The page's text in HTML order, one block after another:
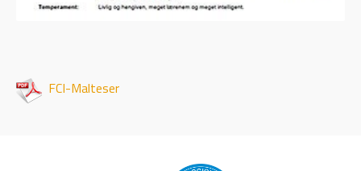
FCI-Malteser